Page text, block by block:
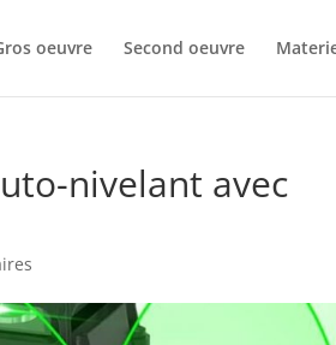
oeuvre Second oeuvre
nivelant avec